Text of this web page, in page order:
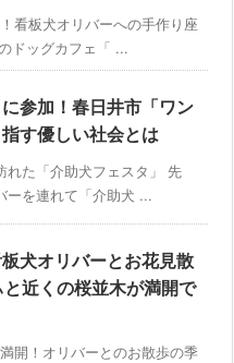
看板犬オリバーへの手作り座
ドッグカフェ「 ...
参加！春日井市「ワン
す優しい社会とは
れた「介助犬フェスタ」 先
ーを連れて「介助犬 ...
板犬オリバーとお花見散
近くの桜並木が満開で
開！オリバーとのお散歩の季